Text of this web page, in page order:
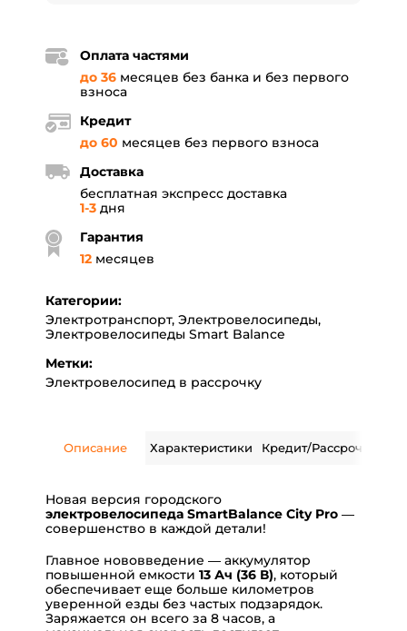
Оплата частями
до 36 месяцев без банка и без первого
взноса
Кредит
до 60 месяцев без первого взноса
Доставка
бесплатная экспресс доставка
1-3 дня
Гарантия
12 месяцев
Категории:
Электротранспорт, Электровелосипеды,
Электровелосипеды Smart Balance
Метки:
Электровелосипед в рассрочку
Описание Характеристики Кредит/Рассрочка
Новая версия городского
электровелосипеда SmartBalance City Pro —
совершенство в каждой детали!
Главное нововведение — аккумулятор
повышенной емкости 13 Ач (36 В), который
обеспечивает еще больше километров
уверенной езды без частых подзарядок.
Заряжается он всего за 8 часов, а